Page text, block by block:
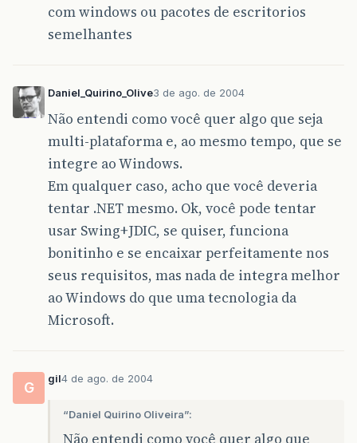
com windows ou pacotes de escritorios
semelhantes
Daniel_Quirino_Olive3 de ago. de 2004
Não entendi como você quer algo que seja
multi-plataforma e, ao mesmo tempo, que se
integre ao Windows.
Em qualquer caso, acho que você deveria
tentar .NET mesmo. Ok, você pode tentar
usar Swing+JDIC, se quiser, funciona
bonitinho e se encaixar perfeitamente nos
seus requisitos, mas nada de integra melhor
ao Windows do que uma tecnologia da
Microsoft.
G
gil4 de ago. de 2004
“Daniel Quirino Oliveira”:
Não entendi como você quer algo que